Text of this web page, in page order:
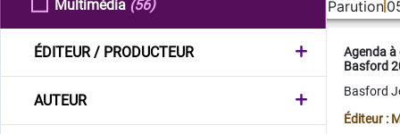
Multimédia (56)
ÉDITEUR / PRODUCTEUR
AUTEUR
Parution
Agenda
Basford
Basford
Éditeur :